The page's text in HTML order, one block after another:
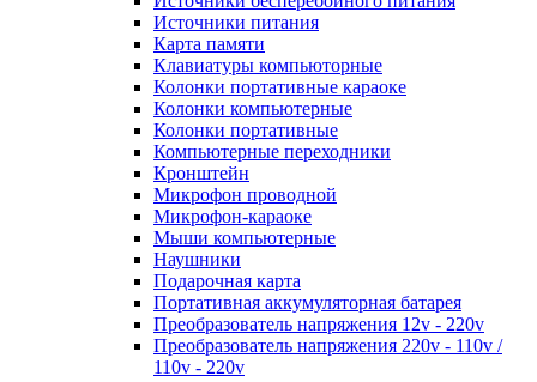
Источники питания
Карта памяти
Клавиатуры компьюторные
Колонки портативные караоке
Колонки компьютерные
Колонки портативные
Компьютерные переходники
Кронштейн
Микрофон проводной
Микрофон-караоке
Мыши компьютерные
Наушники
Подарочная карта
Портативная аккумуляторная батарея
Преобразователь напряжения 12v - 220v
Преобразователь напряжения 220v - 110v /
110v - 220v